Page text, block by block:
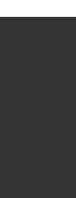
ккал / 1638
до +22'C и
более 65%.